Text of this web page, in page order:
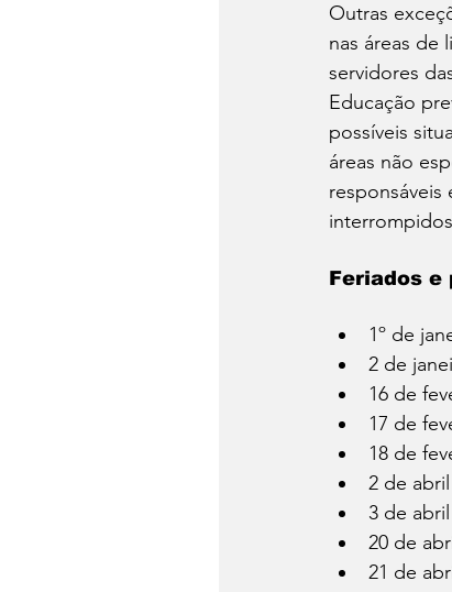
Outras
nas áreas de
servidores
Educação
possíveis
áreas não
responsáveis
Feriados
1º de
2 de
16 de
17 de
18 de
2 de
3 de
20 de
21 de